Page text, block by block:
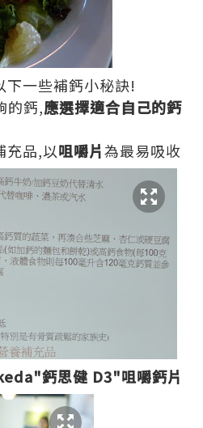
下一些補鈣小秘訣!
的鈣,應選擇適合自己的鈣
充品,以咀嚼片為最易吸收
鈣思健 D3"咀嚼鈣片